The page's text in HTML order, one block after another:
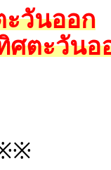
ะวันออก
ตะวันอ